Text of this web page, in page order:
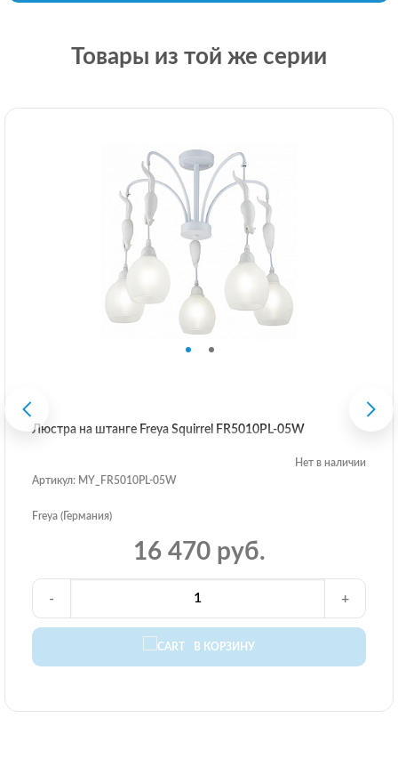
Товары из той же серии
Люстра на штанге Freya Squirrel FR5010PL-05W
Нет в наличии
Артикул: MY_FR5010PL-05W
Freya (Германия)
16 470 руб.
В КОРЗИНУ
- +